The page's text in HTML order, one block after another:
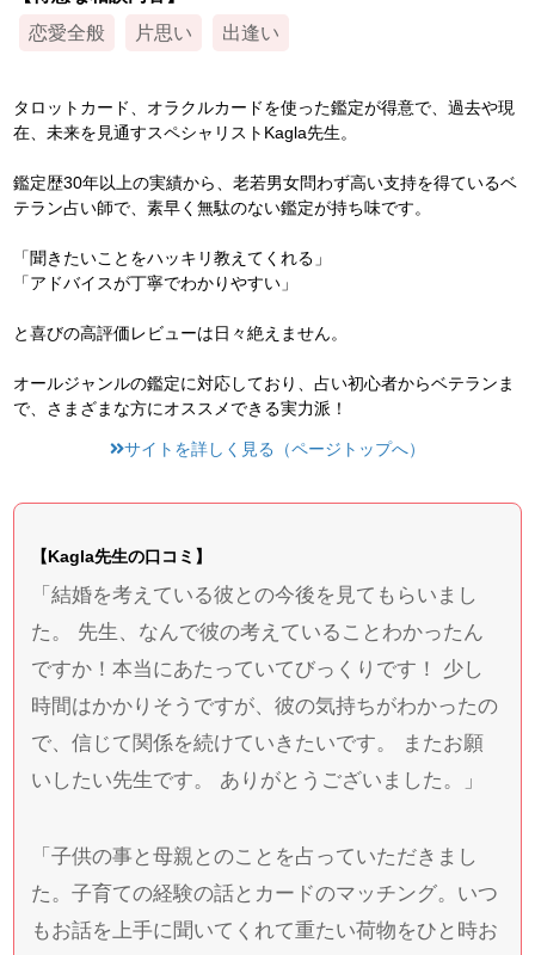
恋愛全般
片思い 出逢い
タロットカード、オラクルカードを使った鑑定が得意で、過去や現
在、未来を見通すスペシャリストKagla先生。
鑑定歴30年以上の実績から、老若男女問わず高い支持を得ているベ
テラン占い師で、素早く無駄のない鑑定が持ち味です。
「聞きたいことをハッキリ教えてくれる」
「アドバイスが丁寧でわかりやすい」
と喜びの高評価レビューは日々絶えません。
オールジャンルの鑑定に対応しており、占い初心者からベテランま
で、さまざまな方にオススメできる実力派！
サイトを詳しく見る（ページトップへ）
【Kagla先生の口コミ】
「結婚を考えている彼との今後を見てもらいまし
た。 先生、なんで彼の考えていることわかったん
ですか！本当にあたっていてびっくりです！ 少し
時間はかかりそうですが、彼の気持ちがわかったの
で、信じて関係を続けていきたいです。 またお願
いしたい先生です。 ありがとうございました。」
「子供の事と母親とのことを占っていただきまし
た。子育ての経験の話とカードのマッチング。いつ
もお話を上手に聞いてくれて重たい荷物をひと時お